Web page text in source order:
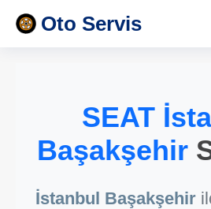
Oto Servis
SEAT
Başakşehir
İstanbul Başakşehir